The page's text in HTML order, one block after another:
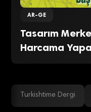
AR-GE
Tasarım
Harcama
Turkishtime Dergi